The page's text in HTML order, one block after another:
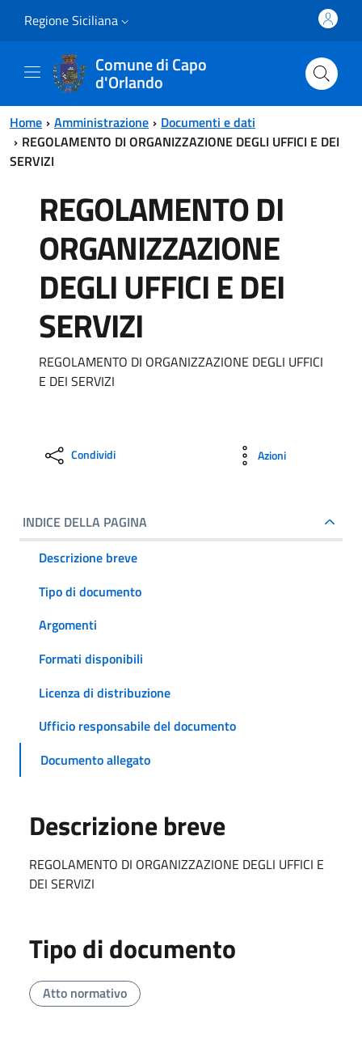
Regione Siciliana
Comune di Capo
d'Orlando
Home Amministrazione
Documenti e dati
REGOLAMENTO DI ORGANIZZAZIONE DEGLI UFFICI E DEI
SERVIZI
REGOLAMENTO DI
ORGANIZZAZIONE
DEGLI UFFICI E DEI
SERVIZI
REGOLAMENTO DI ORGANIZZAZIONE DEGLI UFFICI
E DEI SERVIZI
Condividi Azioni
INDICE DELLA PAGINA
Descrizione breve
Tipo di documento
Argomenti
Formati disponibili
Licenza di distribuzione
Ufficio responsabile del documento
Documento allegato
Descrizione breve
REGOLAMENTO DI ORGANIZZAZIONE DEGLI UFFICI E
DEI SERVIZI
Tipo di documento
Atto normativo